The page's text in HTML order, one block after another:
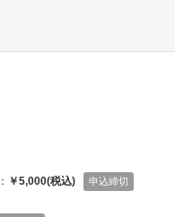
￥5,000(税込) 申込締切